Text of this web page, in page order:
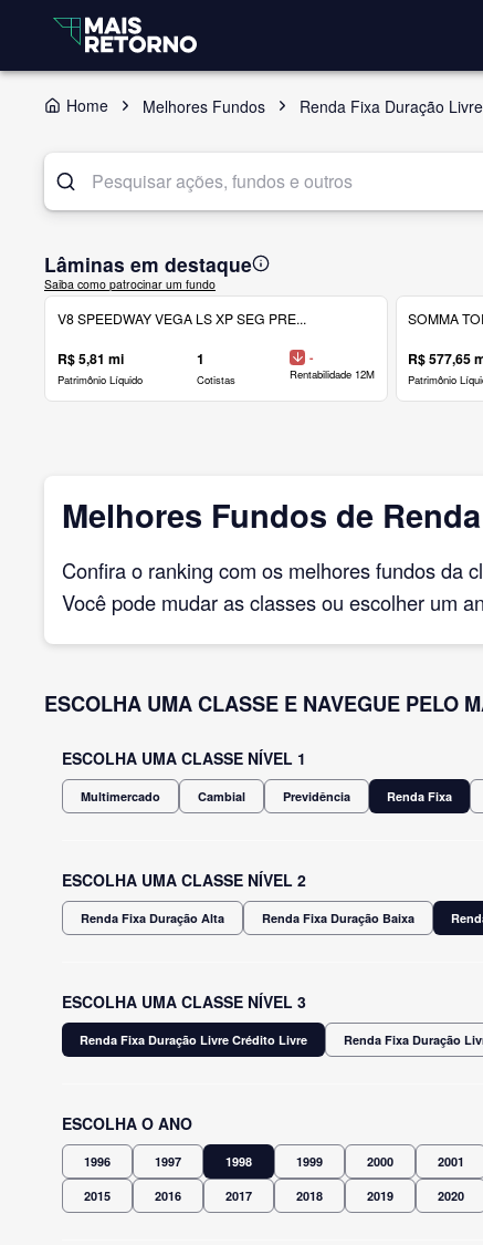
Home Melhores Fundos Renda Fixa Duração
Lâminas em destaque
Saiba como patrocinar um fundo
V8 SPEEDWAY VEGA LS XP SEG PRE...
R$ 5,81 mi
Patrimônio Líquido
1
Cotistas
-
Rentabilidade 12M
SOMMA
R$ 577,65
Patrimônio
Melhores Fundos de
Confira o ranking com os melhores fundos da
Você pode mudar as classes ou escolher um
ESCOLHA UMA CLASSE E NAVEGUE PELO
ESCOLHA UMA CLASSE NÍVEL 1
Multimercado Cambial Previdência Renda Fixa
ESCOLHA UMA CLASSE NÍVEL 2
Renda Fixa Duração Alta Renda Fixa Duração Baixa
ESCOLHA UMA CLASSE NÍVEL 3
Renda Fixa Duração Livre Crédito Livre Renda Fixa Duração
ESCOLHA O ANO
1996 1997 1998 1999 2000 2001
2015 2016 2017 2018 2019 2020